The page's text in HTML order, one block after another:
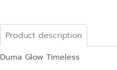
Product description
Duma Glow Timeless